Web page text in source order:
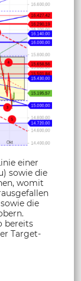
einer
sowie die
womit
die
bereits
Target-